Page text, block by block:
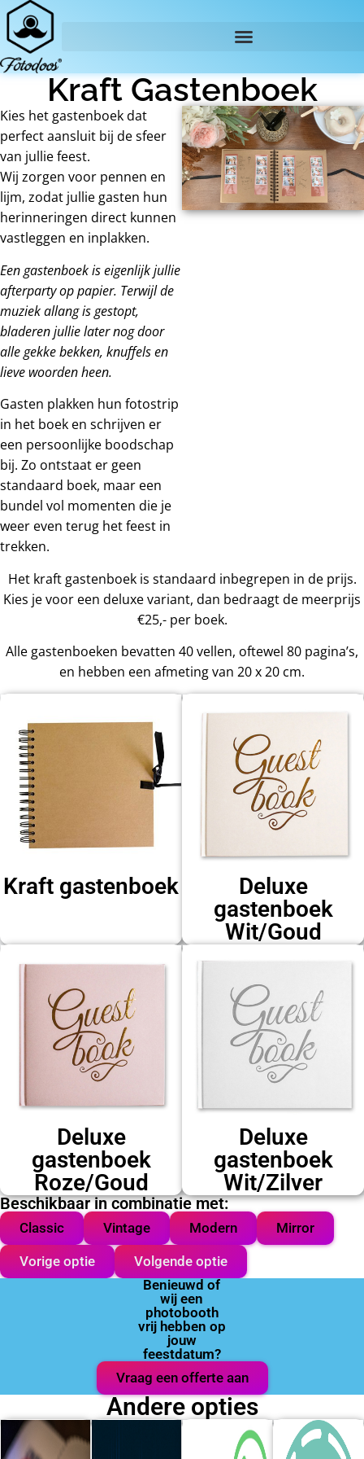
Kraft Gastenboek
Kies het gastenboek dat
perfect aansluit bij de sfeer
van jullie feest.
Wij zorgen voor pennen en
lijm, zodat jullie gasten hun
herinneringen direct kunnen
vastleggen en inplakken.
Een gastenboek is eigenlijk jullie
afterparty op papier. Terwijl de
muziek allang is gestopt,
bladeren jullie later nog door
alle gekke bekken, knuffels en
lieve woorden heen.
Gasten plakken hun fotostrip
in het boek en schrijven er
een persoonlijke boodschap
bij. Zo ontstaat er geen
standaard boek, maar een
bundel vol momenten die je
weer even terug het feest in
trekken.
Het kraft gastenboek is standaard inbegrepen in de prijs.
Kies je voor een deluxe variant, dan bedraagt de meerprijs
€25,- per boek.
Alle gastenboeken bevatten 40 vellen, oftewel 80 pagina’s,
en hebben een afmeting van 20 x 20 cm.
Kraft gastenboek
Deluxe
gastenboek
Wit/Goud
Deluxe
gastenboek
Roze/Goud
Deluxe
gastenboek
Wit/Zilver
Beschikbaar in combinatie met:
Classic Vintage Modern Mirror
Vorige optie
Volgende optie
Benieuwd of
wij een
photobooth
vrij hebben op
jouw
feestdatum?
Vraag een offerte aan
Andere opties